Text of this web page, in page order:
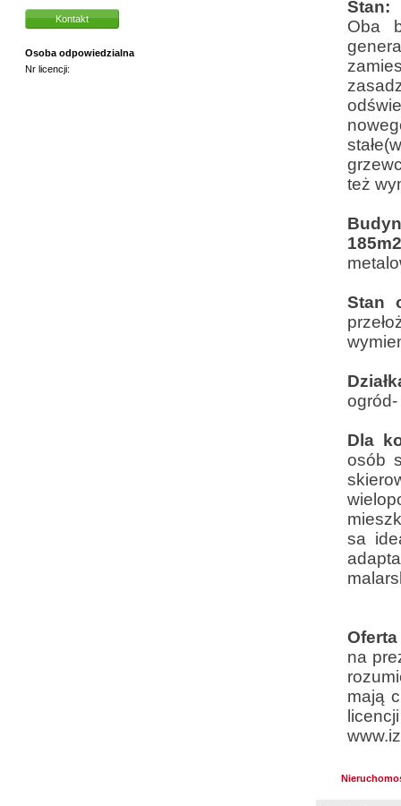
Kontakt
Osoba odpowiedzialna
Nr licencji:
Stan:
Oba
też
Stan
Dla
osób
sa
na
mają